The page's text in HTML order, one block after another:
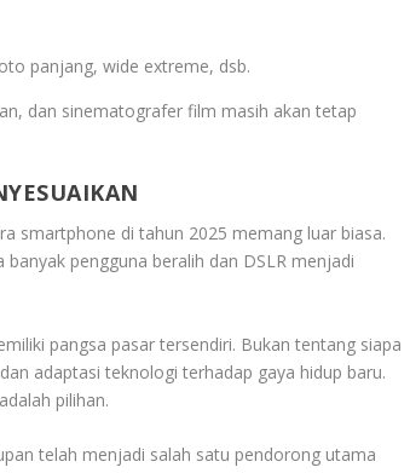
panjang, wide extreme, dsb.
dan sinematografer film masih akan tetap
smartphone di tahun 2025 memang luar biasa.
pengguna beralih dan DSLR menjadi
pangsa pasar tersendiri. Bukan tentang siapa
adaptasi teknologi terhadap gaya hidup baru.
pilihan.
telah menjadi salah satu pendorong utama